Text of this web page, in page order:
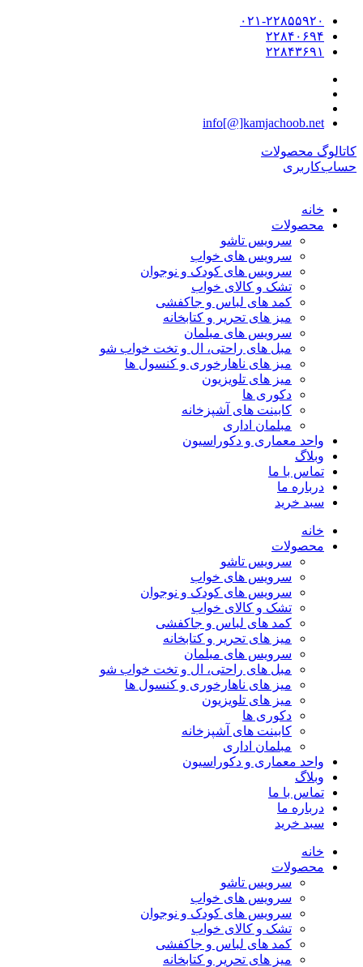
۰۲۱-۲۲۸۵۵۹۲۰
۲۲۸۴۰۶۹۴
۲۲۸۴۳۶۹۱
info[@]kamjachoob.net
کاتالوگ محصولات
حساب‌کاربری
خانه
محصولات
سرویس تاشو
سرویس های خواب
سرویس های کودک و نوجوان
تشک و کالای خواب
کمد های لباس و جاکفشی
میز های تحریر و کتابخانه
سرویس های مبلمان
مبل های راحتی، ال و تخت خواب شو
میز های ناهارخوری و کنسول ها
میز های تلویزیون
دکوری ها
کابینت های آشپزخانه
مبلمان اداری
واحد معماری و دکوراسیون
وبلاگ
تماس با ما
درباره ما
سبد خرید
خانه
محصولات
سرویس تاشو
سرویس های خواب
سرویس های کودک و نوجوان
تشک و کالای خواب
کمد های لباس و جاکفشی
میز های تحریر و کتابخانه
سرویس های مبلمان
مبل های راحتی، ال و تخت خواب شو
میز های ناهارخوری و کنسول ها
میز های تلویزیون
دکوری ها
کابینت های آشپزخانه
مبلمان اداری
واحد معماری و دکوراسیون
وبلاگ
تماس با ما
درباره ما
سبد خرید
خانه
محصولات
سرویس تاشو
سرویس های خواب
سرویس های کودک و نوجوان
تشک و کالای خواب
کمد های لباس و جاکفشی
میز های تحریر و کتابخانه